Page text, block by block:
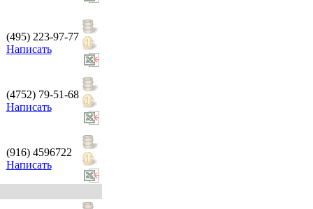
(495) 223-97-77
Написать
(4752) 79-51-68
Написать
(916) 4596722
Написать